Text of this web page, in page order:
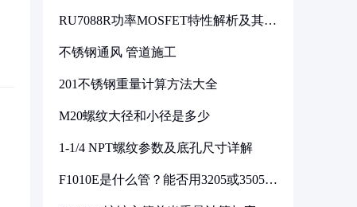
RU7088R功率MOSFET特性解析及其在
不锈钢通风 管道施工
201不锈钢重量计算方法大全
M20螺纹大径和小径是多少
1-1/4 NPT螺纹参数及底孔尺寸详解
F1010E是什么管？能否用3205或3505代